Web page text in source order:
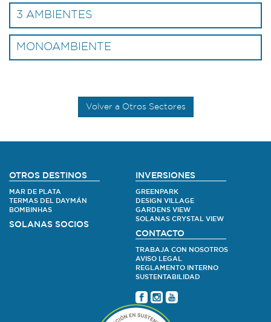
3 AMBIENTES
MONOAMBIENTE
Volver a Otros Sectores
OTROS DESTINOS
MAR DE PLATA
TERMAS DEL DAYMÁN
BOMBINHAS
SOLANAS SOCIOS
INVERSIONES
GREENPARK
DESIGN VILLAGE
GARDENS VIEW
SOLANAS CRYSTAL VIEW
CONTACTO
TRABAJA CON NOSOTROS
AVISO LEGAL
REGLAMENTO INTERNO
SUSTENTABILIDAD